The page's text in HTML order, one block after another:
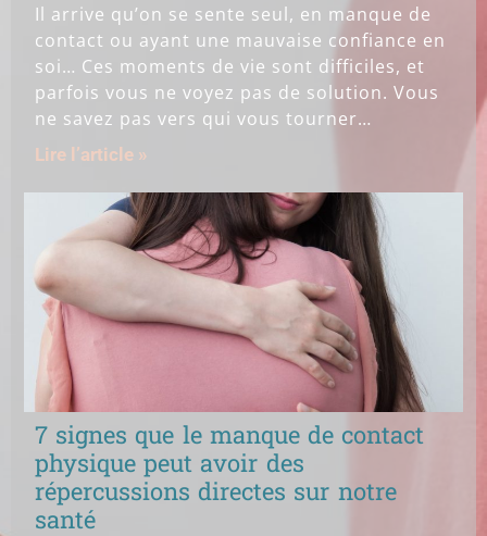
Il arrive qu’on se sente seul, en manque de
contact ou ayant une mauvaise confiance en
soi… Ces moments de vie sont difficiles, et
parfois vous ne voyez pas de solution. Vous
ne savez pas vers qui vous tourner…
Lire l’article »
7 signes que le manque de contact
physique peut avoir des
répercussions directes sur notre
santé